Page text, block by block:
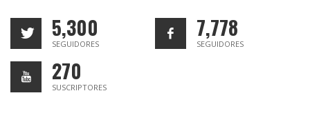
5,300
SEGUIDORES
7,778
SEGUIDORES
270
SUSCRIPTORES